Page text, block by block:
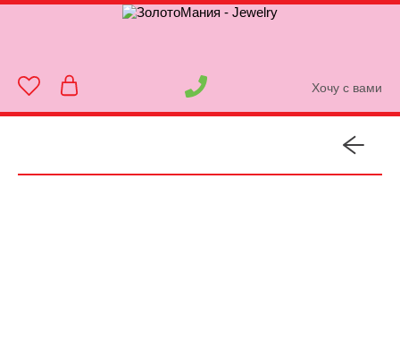
Хочу с вами